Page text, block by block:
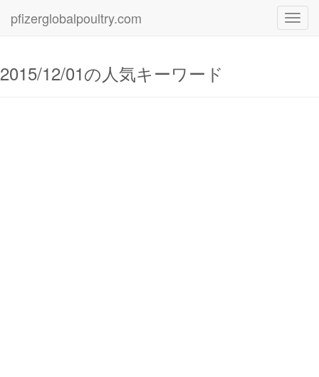
pfizerglobalpoultry.com
2015/12/01の人気キーワード